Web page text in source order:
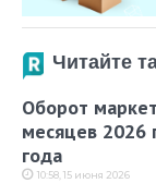
Читайте
Оборот
месяцев 2026
года
10:58, 15 июня 2026